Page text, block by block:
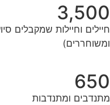
3,500
חיילים וחיילות שמקבלים
ומשוחררים)
650
מתנדבים ומתנדבות